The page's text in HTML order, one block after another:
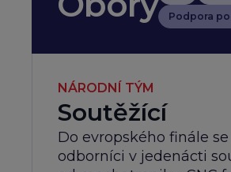
Podpora
NÁRODNÍ TÝM
Soutěžící
Do evropského finále
odborníci v jedenácti